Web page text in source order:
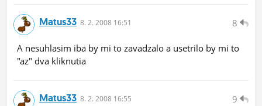
8
Matus33 8. 2. 2008 16:51
A nesuhlasim iba by mi to zavadzalo a usetrilo by mi to
"az" dva kliknutia
9
Matus33 8. 2. 2008 16:55